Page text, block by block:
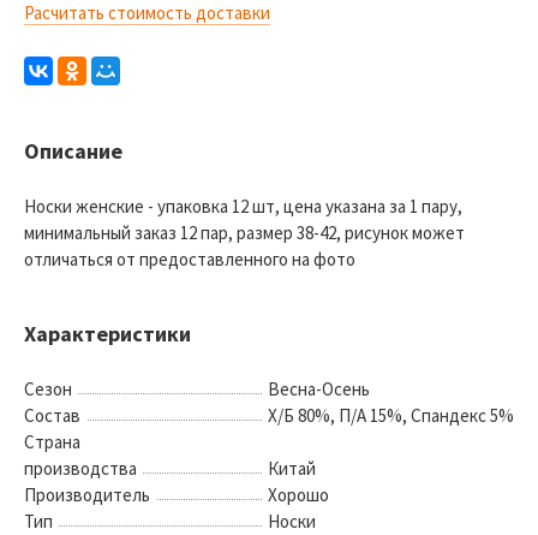
Расчитать стоимость доставки
Описание
Носки женские - упаковка 12 шт, цена указана за 1 пару,
минимальный заказ 12 пар, размер 38-42, рисунок может
отличаться от предоставленного на фото
Характеристики
Сезон
Весна-Осень
Состав
Х/Б 80%, П/А 15%, Спандекс 5%
Страна
производства
Китай
Производитель
Хорошо
Тип
Носки